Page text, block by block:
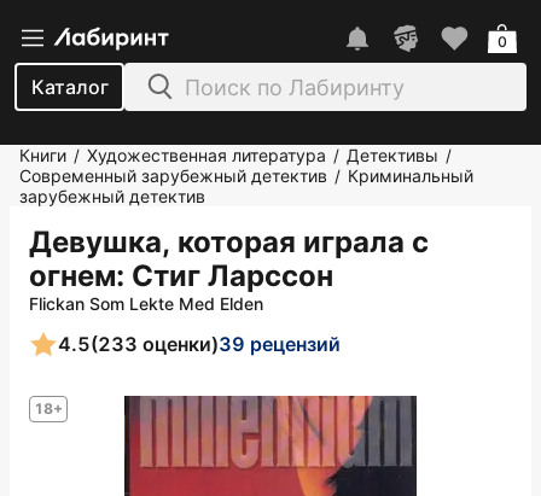
Каталог
0
Книги / Художественная литература / Детективы /
Современный зарубежный детектив / Криминальный
зарубежный детектив
Девушка, которая играла с
огнем: Стиг Ларссон
Flickan Som Lekte Med Elden
18+
4.5(233 оценки)39 рецензий